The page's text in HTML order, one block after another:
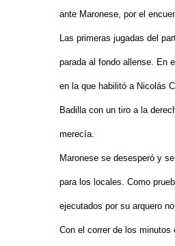
ante Maronese, por el
Las primeras jugadas del
parada al fondo allense. En
en la que habilitó a Nicolás
Badilla con un tiro a la
merecía.
Maronese se desesperó y
para los locales. Como
ejecutados por su arquero
Con el correr de los